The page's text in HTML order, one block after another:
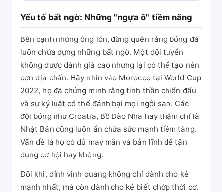
Yếu tố bất ngờ: Những "ngựa ô" tiềm năng
Bên cạnh những ông lớn, đừng quên rằng bóng đá
luôn chứa đựng những bất ngờ. Một đội tuyển
không được đánh giá cao nhưng lại có thể tạo nên
cơn địa chấn. Hãy nhìn vào Morocco tại World Cup
2022, họ đã chứng minh rằng tinh thần chiến đấu
và sự kỷ luật có thể đánh bại mọi ngôi sao. Các
đội bóng như Croatia, Bồ Đào Nha hay thậm chí là
Nhật Bản cũng luôn ẩn chứa sức mạnh tiềm tàng.
Vấn đề là họ có đủ may mắn và bản lĩnh để tận
dụng cơ hội hay không.
Đôi khi, đỉnh vinh quang không chỉ dành cho kẻ
mạnh nhất, mà còn dành cho kẻ biết chớp thời cơ.